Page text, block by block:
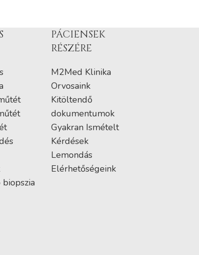
PÁCIENSEK
RÉSZÉRE
M2Med Klinika
Orvosaink
Kitöltendő
dokumentumok
Gyakran Ismételt
Kérdések
Lemondás
Elérhetőségeink